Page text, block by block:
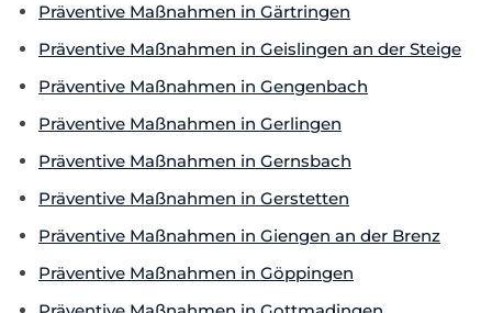
Präventive Maßnahmen in Gärtringen
Präventive Maßnahmen in Geislingen an der Steige
Präventive Maßnahmen in Gengenbach
Präventive Maßnahmen in Gerlingen
Präventive Maßnahmen in Gernsbach
Präventive Maßnahmen in Gerstetten
Präventive Maßnahmen in Giengen an der Brenz
Präventive Maßnahmen in Göppingen